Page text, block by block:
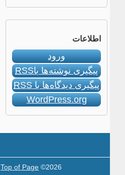
اطلاعات
ورود
پیگیری نوشته‌ها باRSS
پیگیری دیدگاه‌ها باRSS
WordPress.org
Top of Page ©2026 اس ام اس جدید